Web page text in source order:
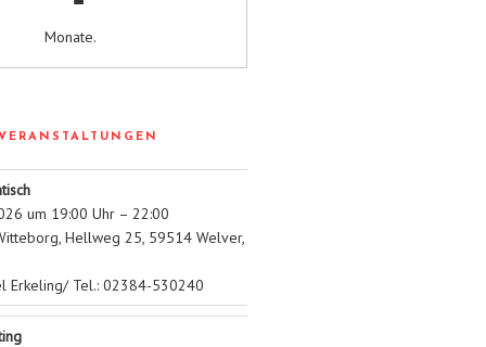
Monate.
um 19:00 Uhr – 22:00
Hellweg 25, 59514 Welver,
Erkeling/ Tel.: 02384-530240